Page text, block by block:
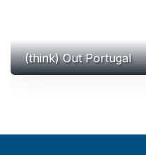
(think) Out Portugal